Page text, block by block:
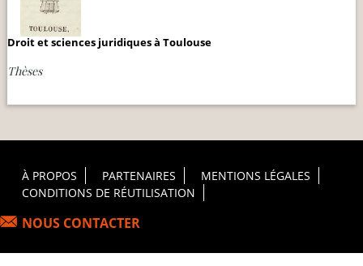
Droit et sciences juridiques à Toulouse
Thèses
Footer Principal
À PROPOS PARTENAIRES
MENTIONS LÉGALES
CONDITIONS DE RÉUTILISATION
NOUS CONTACTER